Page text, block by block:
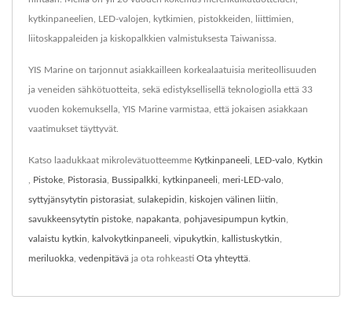
kytkinpaneelien, LED-valojen, kytkimien, pistokkeiden, liittimien,
liitoskappaleiden ja kiskopalkkien valmistuksesta Taiwanissa.
YIS Marine on tarjonnut asiakkailleen korkealaatuisia meriteollisuuden
ja veneiden sähkötuotteita, sekä edistyksellisellä teknologiolla että 33
vuoden kokemuksella, YIS Marine varmistaa, että jokaisen asiakkaan
vaatimukset täyttyvät.
Katso laadukkaat mikrolevätuotteemme Kytkinpaneeli LED-valo Kytkin
Pistoke Pistorasia Bussipalkki kytkinpaneeli meri-LED-valo
syttyjänsytytin pistorasiat sulakepidin kiskojen välinen liitin
savukkeensytytin pistoke napakanta pohjavesipumpun kytkin
valaistu kytkin kalvokytkinpaneeli vipukytkin kallistuskytkin
meriluokka vedenpitävä ja ota rohkeasti Ota yhteyttä